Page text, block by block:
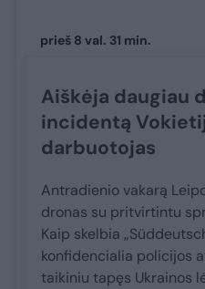
prieš 8 val. 31 min.
Aiškėja daugiau
incidentą
darbuotojas
Antradienio vakarą
dronas su pritvirtintu
Kaip skelbia
konfidencialia policijos
taikiniu tapęs Ukrainos